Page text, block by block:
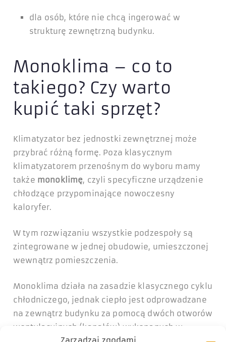
dla osób, które nie chcą ingerować w
strukturę zewnętrzną budynku.
Monoklima – co to
takiego? Czy warto
kupić taki sprzęt?
Klimatyzator bez jednostki zewnętrznej może
przybrać różną formę. Poza klasycznym
klimatyzatorem przenośnym do wyboru mamy
także monoklimę, czyli specyficzne urządzenie
chłodzące przypominające nowoczesny
kaloryfer.
W tym rozwiązaniu wszystkie podzespoły są
zintegrowane w jednej obudowie, umieszczonej
wewnątrz pomieszczenia.
Monoklima działa na zasadzie klasycznego cyklu
chłodniczego, jednak ciepło jest odprowadzane
na zewnątrz budynku za pomocą dwóch otworów
wentylacyjnych (kanałów) wykonanych w